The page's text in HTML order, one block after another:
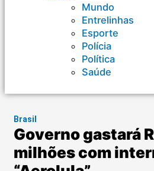
Mundo
Entrelinhas
Esporte
Polícia
Política
Saúde
Brasil
Governo gastará
milhões com